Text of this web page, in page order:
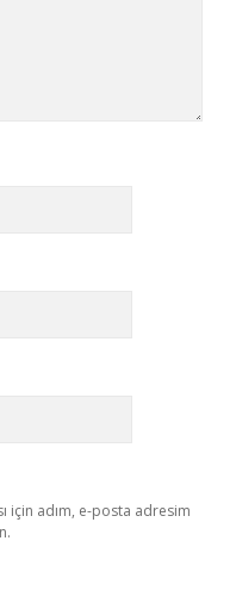
için adım, e-posta adresim